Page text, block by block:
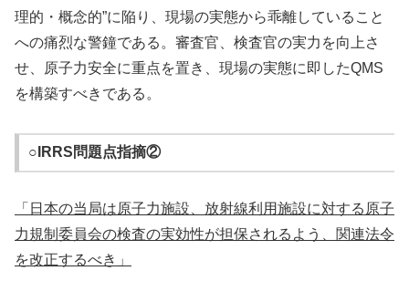
理的・概念的”に陥り、現場の実態から乖離していること
への痛烈な警鐘である。審査官、検査官の実力を向上さ
せ、原子力安全に重点を置き、現場の実態に即したQMS
を構築すべきである。
○IRRS問題点指摘②
「日本の当局は原子力施設、放射線利用施設に対する原子
力規制委員会の検査の実効性が担保されるよう、関連法令
を改正するべき」